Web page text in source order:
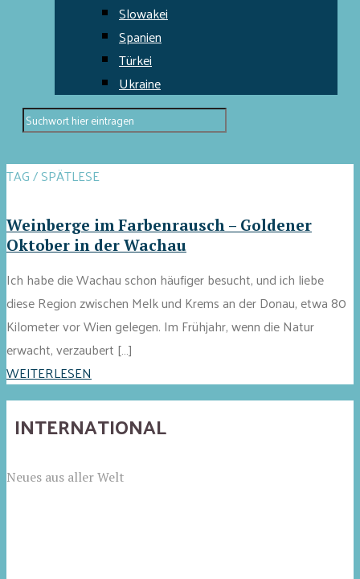
Slowakei
Spanien
Türkei
Ukraine
TAG / SPÄTLESE
Weinberge im Farbenrausch – Goldener
Oktober in der Wachau
Ich habe die Wachau schon häufiger besucht, und ich liebe
diese Region zwischen Melk und Krems an der Donau, etwa 80
Kilometer vor Wien gelegen. Im Frühjahr, wenn die Natur
erwacht, verzaubert […]
WEITERLESEN
INTERNATIONAL
Neues aus aller Welt